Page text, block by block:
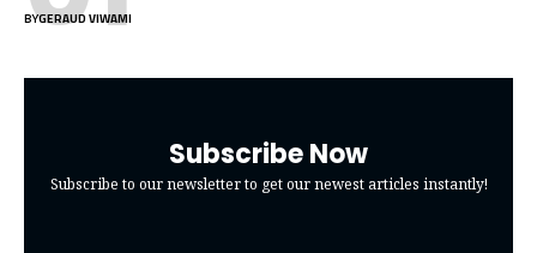
BYGERAUD VIWAMI
Subscribe Now
Subscribe to our newsletter to get our newest articles instantly!